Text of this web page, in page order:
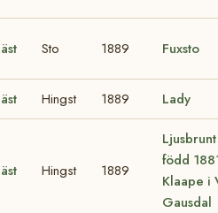
Sto 1889 Fuxsto
Hingst 1889 Lady
Hingst 1889
född
Klaape i
Gausdal